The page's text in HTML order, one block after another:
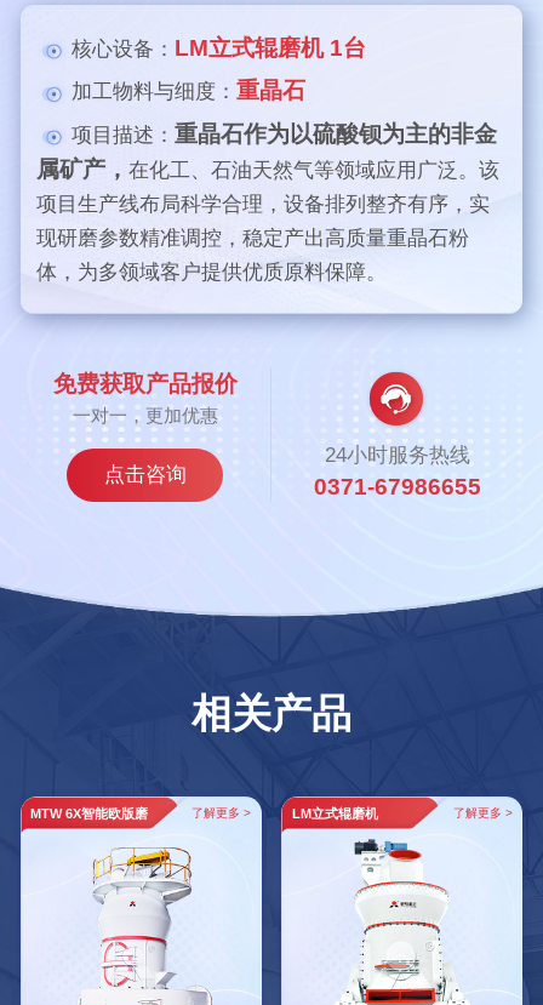
核心设备： LM立式辊磨机 1台
加工物料与细度：重晶石
项目描述：重晶石作为以硫酸钡为主的非金
属矿产，在化工、石油天然气等领域应用广泛。该
项目生产线布局科学合理，设备排列整齐有序，实
现研磨参数精准调控，稳定产出高质量重晶石粉
体，为多领域客户提供优质原料保障。
免费获取产品报价
一对一，更加优惠
点击咨询
24小时服务热线
0371-67986655
相关产品
MTW 6X智能欧版磨 了解更多 > LM立式辊磨机 了解更多 >